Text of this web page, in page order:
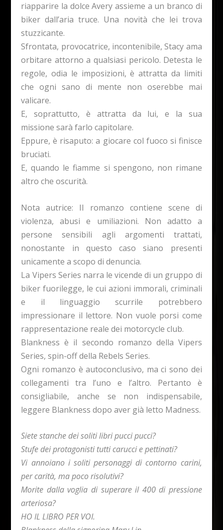
riapparire la dolce Avery assieme a un branco di
biker dall’aria truce. Una novità che lei trova
stuzzicante.
Sfrontata, provocatrice, incontenibile, Stacy ama
orbitare attorno a qualsiasi pericolo. Detesta le
regole, odia le imposizioni, è attratta da limiti
che ogni sano di mente non oserebbe mai
valicare.
E, soprattutto, è attratta da lui, e la sua
missione sarà farlo capitolare.
Eppure, è risaputo: a giocare col fuoco si finisce
bruciati.
E, quando le fiamme si spengono, non rimane
altro che oscurità.
Nota autrice: Il romanzo contiene scene di
violenza, abusi e umiliazioni. Non adatto a
persone sensibili agli argomenti trattati,
nonostante in questo caso siano presenti
unicamente a scopo di denuncia.
La Vipers Series narra le vicende di un gruppo di
biker fuorilegge, le cui azioni immorali, criminali
e il linguaggio scurrile potrebbero
impressionare il lettore. Non vuole porsi come
rappresentazione reale dei motorcycle club.
Blankness è il secondo romanzo della Vipers
Series, spin-off della Rebels Series.
Ogni romanzo è autoconclusivo, ma ci sono dei
collegamenti tra l’uno e l’altro. Pertanto è
consigliabile, anche se non indispensabile,
leggere Blankness dopo aver già letto Madness.
Siete stanche dei soliti libri pucci pucci?
Stufe dei protagonisti tutti carucci e pettinati?
Vi annoiano i soliti personaggi di contorno carini,
per carità, ma poco risolutivi?
Morite dalla voglia di superare il 400 di pressione
arteriosa?
HO IL LIBRO PER VOI.